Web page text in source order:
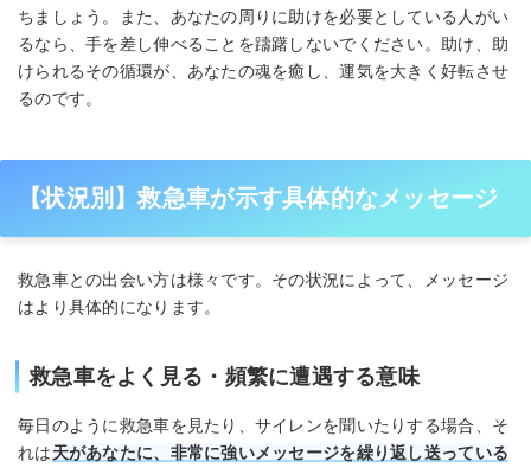
ちましょう。また、あなたの周りに助けを必要としている人がい
るなら、手を差し伸べることを躊躇しないでください。助け、助
けられるその循環が、あなたの魂を癒し、運気を大きく好転させ
るのです。
【状況別】救急車が示す具体的なメッセージ
救急車との出会い方は様々です。その状況によって、メッセージ
はより具体的になります。
救急車をよく見る・頻繁に遭遇する意味
毎日のように救急車を見たり、サイレンを聞いたりする場合、そ
れは天があなたに、非常に強いメッセージを繰り返し送っている